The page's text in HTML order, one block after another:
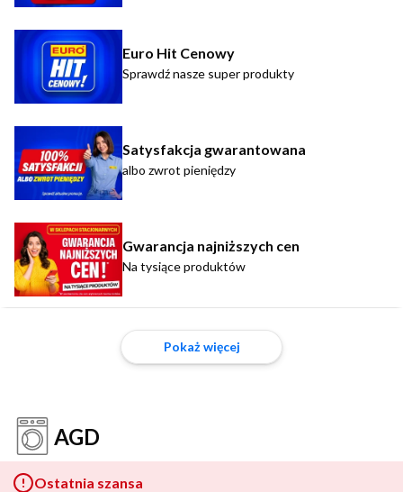
Euro Hit Cenowy
Sprawdź nasze super produkty
Satysfakcja gwarantowana
albo zwrot pieniędzy
Gwarancja najniższych cen
Na tysiące produktów
Pokaż więcej
AGD
Ostatnia szansa